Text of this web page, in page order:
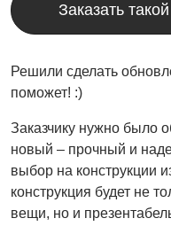
Заказать
Решили сделать
поможет! :)
Заказчику нужно было
новый – прочный и
выбор на конструкции
конструкция будет не
вещи, но и